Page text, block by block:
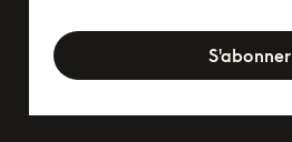
S'abonner